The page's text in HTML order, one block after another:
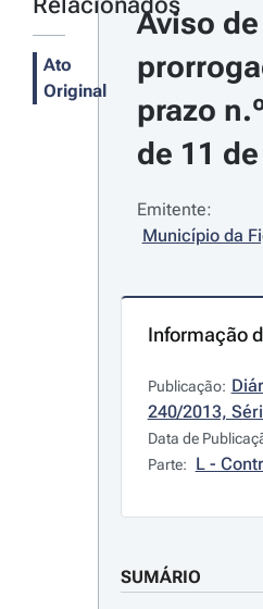
Ato
Original
Aviso de
prazo
de 11
Emitente:
Município da
Informação
Publicação:
240/2013,
Data de
Parte: L -
SUMÁRIO